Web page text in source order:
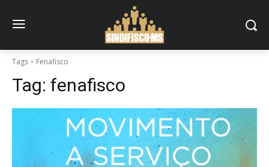
Tags Fenafisco
Tag: fenafisco